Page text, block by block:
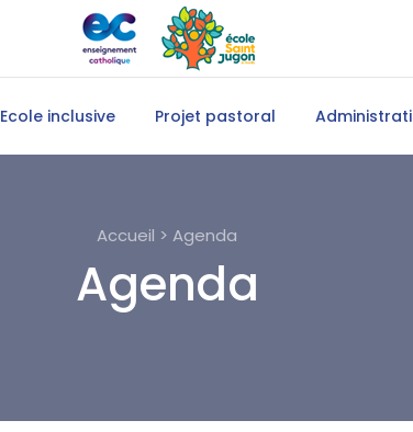
Ecole inclusive Projet pastoral
Accueil > Agenda
Agenda